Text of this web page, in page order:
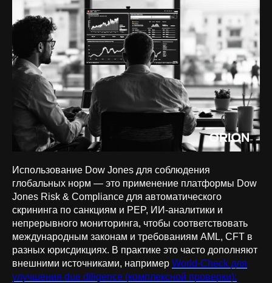
Использование Dow Jones для соблюдения
глобальных норм — это применение платформы Dow
Jones Risk & Compliance для автоматического
скрининга по санкциям и PEP, ИИ‑аналитики и
непрерывного мониторинга, чтобы соответствовать
международным законам и требованиям AML, CFT в
разных юрисдикциях. В практике это часто дополняют
внешними источниками, например World-Check для
улучшения due diligence (комплексной проверки):